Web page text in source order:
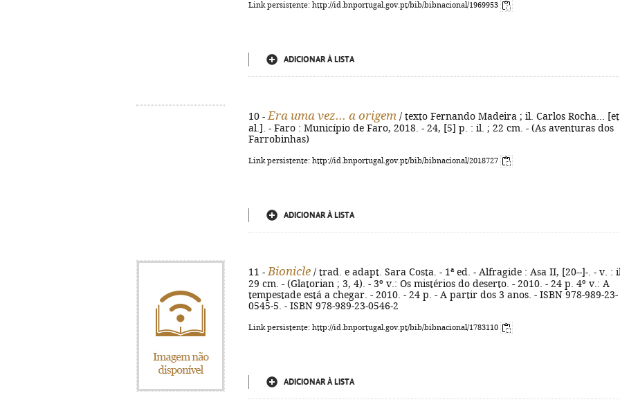
Link persistente: http://id.bnportugal.gov.pt/bib/bibnacional/1969953
ADICIONAR À LISTA
10 - Era uma vez... a origem / texto Fernando Madeira ; il. Carlos Rocha... [et
al.]. - Faro : Município de Faro, 2018. - 24, [5] p. : il. ; 22 cm. - (As aventuras dos
Farrobinhas)
Link persistente: http://id.bnportugal.gov.pt/bib/bibnacional/2018727
ADICIONAR À LISTA
11 - Bionicle / trad. e adapt. Sara Costa. - 1ª ed. - Alfragide : Asa II, [20--]-. - v. :
29 cm. - (Glatorian ; 3, 4). - 3º v.: Os mistérios do deserto. - 2010. - 24 p. 4º v.: A
tempestade está a chegar. - 2010. - 24 p. - A partir dos 3 anos. - ISBN 978-989-23-
0545-5. - ISBN 978-989-23-0546-2
Link persistente: http://id.bnportugal.gov.pt/bib/bibnacional/1783110
ADICIONAR À LISTA